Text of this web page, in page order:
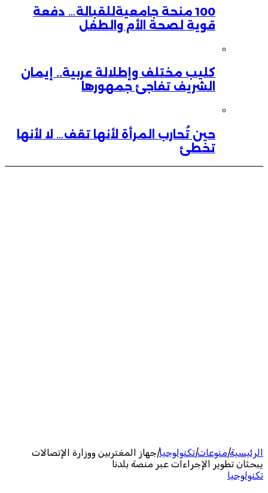
100 منحة جامعيةللقبالة… دفعة
قوية لصحة الأم والطفل
كليب مختلف وإطلالة عربية.. إيمان
الشريف تفاجئ جمهورها
حين تُحارب المرأة لأنها تقف… لا لأنها
تخطئ
الرئيسية|منوعات|تكنولوجيا|جهاز المغتربين ووزارة الإتصالات
يبحثان تطوير الإجراءات عبر منصة بلدنا
تكنولوجيا